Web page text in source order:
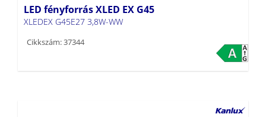
LED fényforrás XLED EX G45
XLEDEX G45E27 3,8W-WW
Cikkszám: 37344